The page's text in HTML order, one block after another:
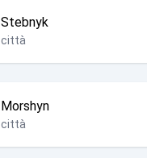
Stebnyk
città
Morshyn
città